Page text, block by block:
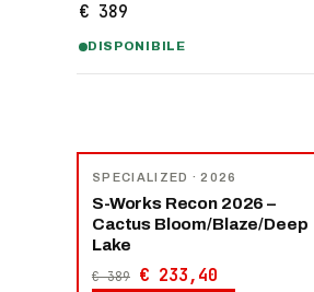
€ 389
DISPONIBILE
SPECIALIZED · 2026
S-Works Recon 2026 –
Cactus Bloom/Blaze/Deep
Lake
€ 389 € 233,40